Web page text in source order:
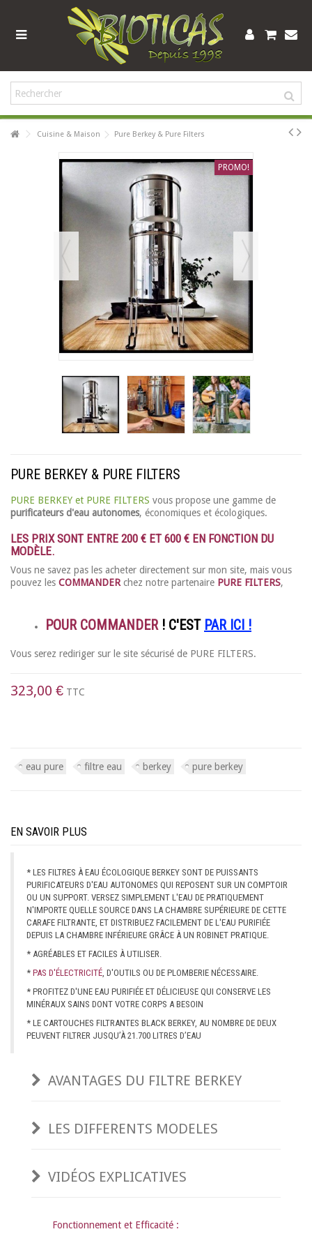
Cuisine & Maison Pure Berkey & Pure Filters
PROMO!
PURE BERKEY & PURE FILTERS
PURE BERKEY et PURE FILTERS vous propose une gamme de
purificateurs d'eau autonomes, économiques et écologiques.
LES PRIX SONT ENTRE 200 € ET 600 € EN FONCTION DU
MODÈLE.
Vous ne savez pas les acheter directement sur mon site, mais vous
pouvez les COMMANDER chez notre partenaire PURE FILTERS,
POUR COMMANDER! C'EST PAR ICI !
Vous serez rediriger sur le site sécurisé de PURE FILTERS.
323,00 € TTC
eau pure filtre eau berkey pure berkey
EN SAVOIR PLUS
* LES FILTRES À EAU ÉCOLOGIQUE BERKEY SONT DE PUISSANTS
PURIFICATEURS D'EAU AUTONOMES QUI REPOSENT SUR UN COMPTOIR
OU UN SUPPORT. VERSEZ SIMPLEMENT L'EAU DE PRATIQUEMENT
N'IMPORTE QUELLE SOURCE DANS LA CHAMBRE SUPÉRIEURE DE CETTE
CARAFE FILTRANTE, ET DISTRIBUEZ FACILEMENT DE L'EAU PURIFIÉE
DEPUIS LA CHAMBRE INFÉRIEURE GRÂCE À UN ROBINET PRATIQUE.
* AGRÉABLES ET FACILES À UTILISER.
* PAS D'ÉLECTRICITÉ , D'OUTILS OU DE PLOMBERIE NÉCESSAIRE.
* PROFITEZ D'UNE EAU PURIFIÉE ET DÉLICIEUSE QUI CONSERVE LES
MINÉRAUX SAINS DONT VOTRE CORPS A BESOIN
* LE CARTOUCHES FILTRANTES BLACK BERKEY, AU NOMBRE DE DEUX
PEUVENT FILTRER JUSQU’À 21.700 LITRES D’EAU
AVANTAGES DU FILTRE BERKEY
LES DIFFERENTS MODELES
VIDÉOS EXPLICATIVES
Fonctionnement et Efficacité :